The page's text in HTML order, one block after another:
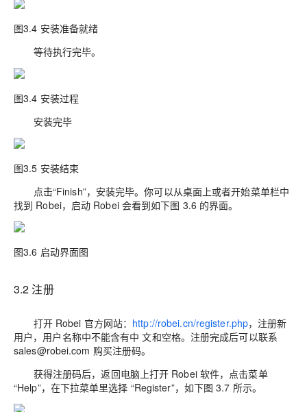
图3.4 安装准备就绪
等待执行完毕。
图3.4 安装过程
安装完毕
图3.5 安装结束
点击“Finish”，安装完毕。你可以从桌面上或者开始菜单栏中
找到 Robei，启动 Robei 会看到如下图 3.6 的界面。
图3.6 启动界面图
3.2 注册
打开 Robei 官方网站： http://robei.cn/register.php，注册新
用户，用户名称中不能含有中 文和空格。注册完成后可以联系
sales@robei.com 购买注册码。
获得注册码后，返回电脑上打开 Robei 软件，点击菜单
“Help”，在下拉菜单里选择 “Register”，如下图 3.7 所示。